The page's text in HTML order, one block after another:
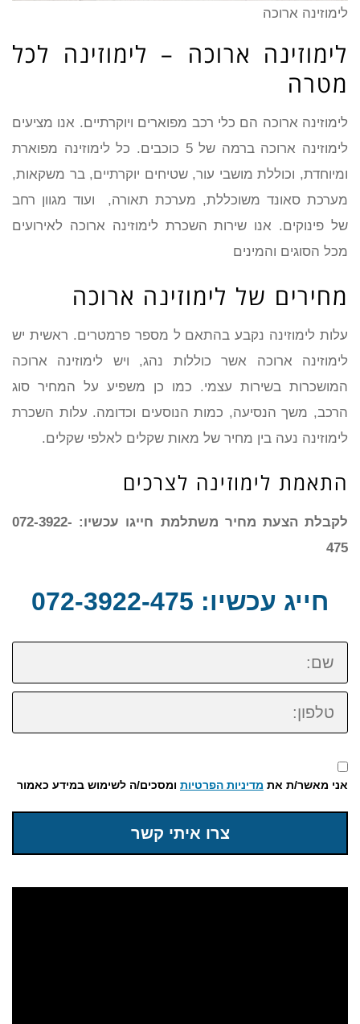
לימוזינה ארוכה
לימוזינה ארוכה – לימוזינה לכל
מטרה
לימוזינה ארוכה הם כלי רכב מפוארים ויוקרתיים. אנו מציעים
לימוזינה ארוכה ברמה של 5 כוכבים. כל לימוזינה מפוארת
ומיוחדת, וכוללת מושבי עור, שטיחים יוקרתיים, בר משקאות,
מערכת סאונד משוכללת, מערכת תאורה, ועוד מגוון רחב
של פינוקים. אנו שירות השכרת לימוזינה ארוכה לאירועים
מכל הסוגים והמינים
מחירים של לימוזינה ארוכה
עלות לימוזינה נקבע בהתאם ל מספר פרמטרים. ראשית יש
לימוזינה ארוכה אשר כוללות נהג, ויש לימוזינה ארוכה
המושכרות בשירות עצמי. כמו כן משפיע על המחיר סוג
הרכב, משך הנסיעה, כמות הנוסעים וכדומה. עלות השכרת
לימוזינה נעה בין מחיר של מאות שקלים לאלפי שקלים.
התאמת לימוזינה לצרכים
לקבלת הצעת מחיר משתלמת חייגו עכשיו: 072-3922-
475
חייג עכשיו: 072-3922-475
שם:
טלפון:
אני מאשר/ת את מדיניות הפרטיות ומסכים/ה לשימוש במידע כאמור
צרו איתי קשר